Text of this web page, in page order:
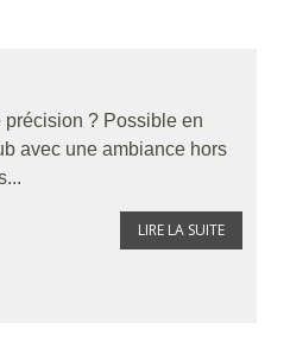
précision ? Possible en
avec une ambiance hors
LIRE LA SUITE